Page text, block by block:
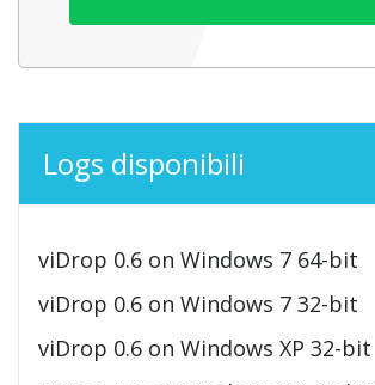
Logs disponibili
viDrop 0.6 on Windows 7 64-bit
viDrop 0.6 on Windows 7 32-bit
viDrop 0.6 on Windows XP 32-bit